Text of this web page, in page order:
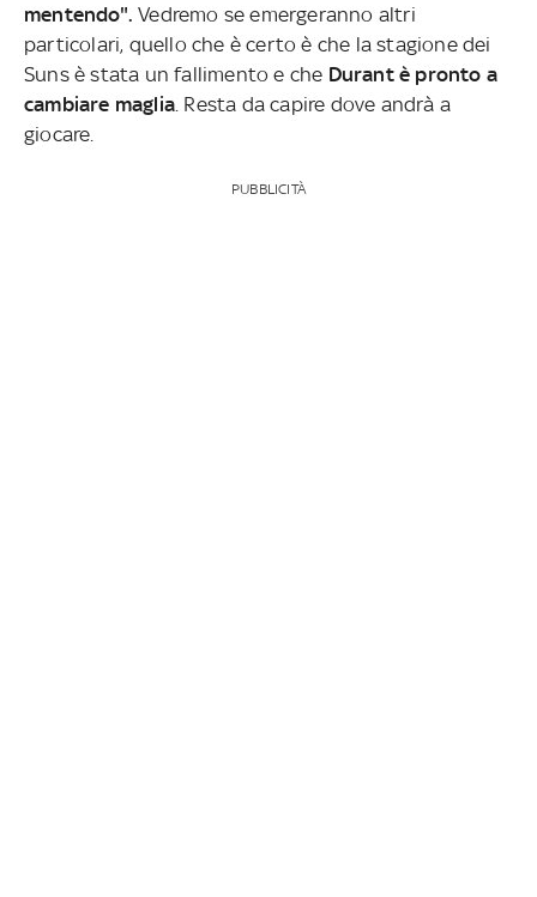
mentendo". Vedremo se emergeranno altri
particolari, quello che è certo è che la stagione dei
Suns è stata un fallimento e che Durant è pronto a
cambiare maglia . Resta da capire dove andrà a
giocare.
PUBBLICITÀ